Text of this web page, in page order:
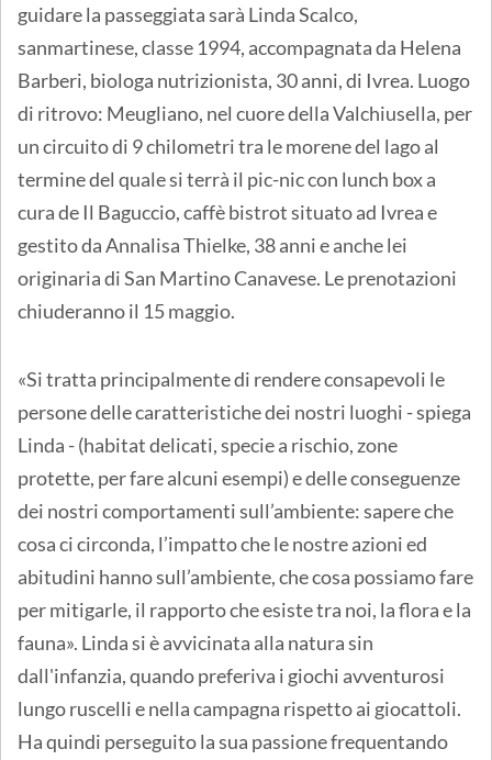
guidare la passeggiata sarà Linda Scalco,
sanmartinese, classe 1994, accompagnata da Helena
Barberi, biologa nutrizionista, 30 anni, di Ivrea. Luogo
di ritrovo: Meugliano, nel cuore della Valchiusella, per
un circuito di 9 chilometri tra le morene del lago al
termine del quale si terrà il pic-nic con lunch box a
cura de Il Baguccio, caffè bistrot situato ad Ivrea e
gestito da Annalisa Thielke, 38 anni e anche lei
originaria di San Martino Canavese. Le prenotazioni
chiuderanno il 15 maggio.
«Si tratta principalmente di rendere consapevoli le
persone delle caratteristiche dei nostri luoghi - spiega
Linda - (habitat delicati, specie a rischio, zone
protette, per fare alcuni esempi) e delle conseguenze
dei nostri comportamenti sull’ambiente: sapere che
cosa ci circonda, l’impatto che le nostre azioni ed
abitudini hanno sull’ambiente, che cosa possiamo fare
per mitigarle, il rapporto che esiste tra noi, la flora e la
fauna». Linda si è avvicinata alla natura sin
dall'infanzia, quando preferiva i giochi avventurosi
lungo ruscelli e nella campagna rispetto ai giocattoli.
Ha quindi perseguito la sua passione frequentando